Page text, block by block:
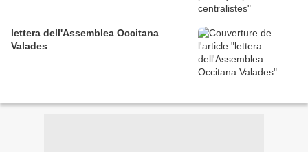
lettera dell'Assemblea Occitana
Valades